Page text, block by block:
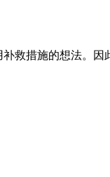
救措施的想法。因